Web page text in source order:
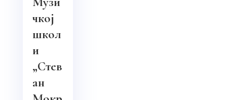
чкој
школ
и
„Стев
ан